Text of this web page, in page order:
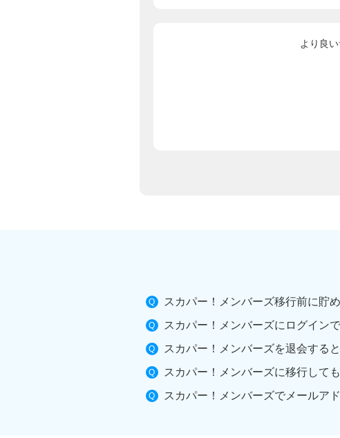
より良
スカパー！メンバーズ移行前に貯
スカパー！メンバーズにログイン
スカパー！メンバーズを退会する
スカパー！メンバーズに移行して
スカパー！メンバーズでメールア